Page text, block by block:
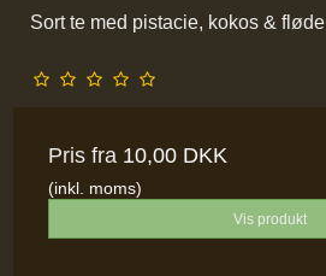
Sort te med pistacie, kokos & fløde
Pris fra 10,00 DKK
(inkl. moms)
Vis produkt